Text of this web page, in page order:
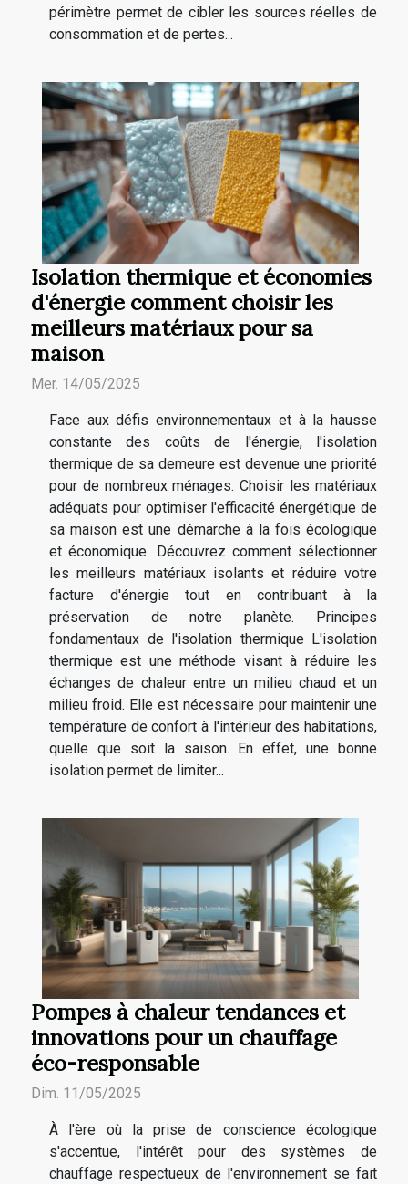
périmètre permet de cibler les sources réelles de
consommation et de pertes...
Isolation thermique et économies
d'énergie comment choisir les
meilleurs matériaux pour sa
maison
Mer. 14/05/2025
Face aux défis environnementaux et à la hausse
constante des coûts de l'énergie, l'isolation
thermique de sa demeure est devenue une priorité
pour de nombreux ménages. Choisir les matériaux
adéquats pour optimiser l'efficacité énergétique de
sa maison est une démarche à la fois écologique
et économique. Découvrez comment sélectionner
les meilleurs matériaux isolants et réduire votre
facture d'énergie tout en contribuant à la
préservation de notre planète. Principes
fondamentaux de l'isolation thermique L'isolation
thermique est une méthode visant à réduire les
échanges de chaleur entre un milieu chaud et un
milieu froid. Elle est nécessaire pour maintenir une
température de confort à l'intérieur des habitations,
quelle que soit la saison. En effet, une bonne
isolation permet de limiter...
Pompes à chaleur tendances et
innovations pour un chauffage
éco-responsable
Dim. 11/05/2025
À l'ère où la prise de conscience écologique
s'accentue, l'intérêt pour des systèmes de
chauffage respectueux de l'environnement se fait